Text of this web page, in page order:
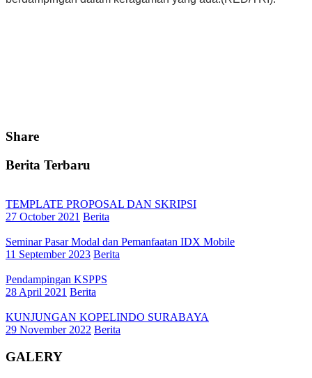
Share
Berita Terbaru
TEMPLATE PROPOSAL DAN SKRIPSI
27 October 2021 Berita
Seminar Pasar Modal dan Pemanfaatan IDX Mobile
11 September 2023 Berita
Pendampingan KSPPS
28 April 2021 Berita
KUNJUNGAN KOPELINDO SURABAYA
29 November 2022 Berita
GALERY